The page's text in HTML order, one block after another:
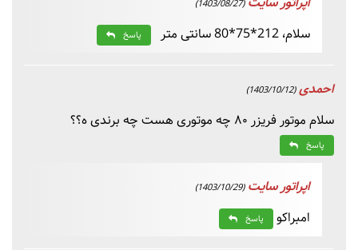
(1403/08/27)
سلام، 212*75*80 سانتی متر پاسخ
احمدی(1403/10/12)
سلام موتور فریزر ۸۰ چه موتوری هست چه برندی ه؟؟
پاسخ
اپراتور سایت (1403/10/29)
امبراکو پاسخ